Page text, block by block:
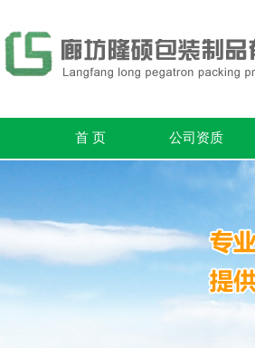
首 页 公司资质